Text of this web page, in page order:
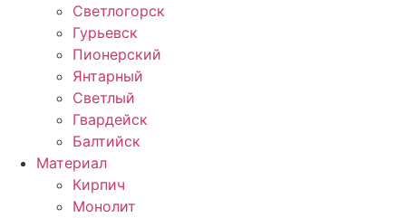
Светлогорск
Гурьевск
Пионерский
Янтарный
Светлый
Гвардейск
Балтийск
Материал
Кирпич
Монолит